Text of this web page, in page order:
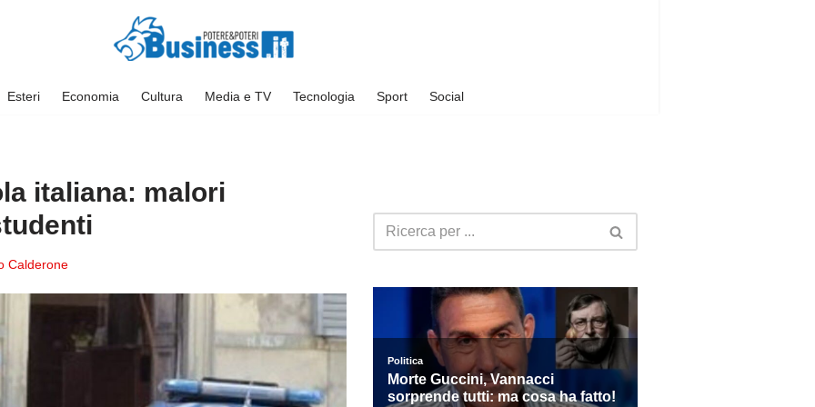
Esteri Economia Cultura Media e TV Tecnologia Sport Social
italiana: malori
Calderone